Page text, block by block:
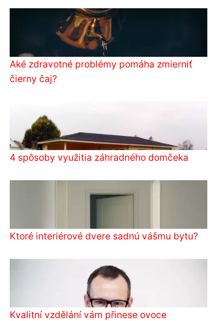
Aké zdravotné problémy pomáha zmierniť
čierny čaj?
4 spôsoby využitia záhradného domčeka
Ktoré interiérové dvere sadnú vášmu bytu?
Kvalitní vzdělání vám přinese ovoce